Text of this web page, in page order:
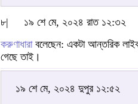
৮|
১৯ শে মে, ২০২৪ রাত ১২:৩২
করুণাধারাবলেছেন: একটা আন্তরিক লাইক
গেছে তাই।
১৯ শে মে, ২০২৪ দুপুর ১২:৫২